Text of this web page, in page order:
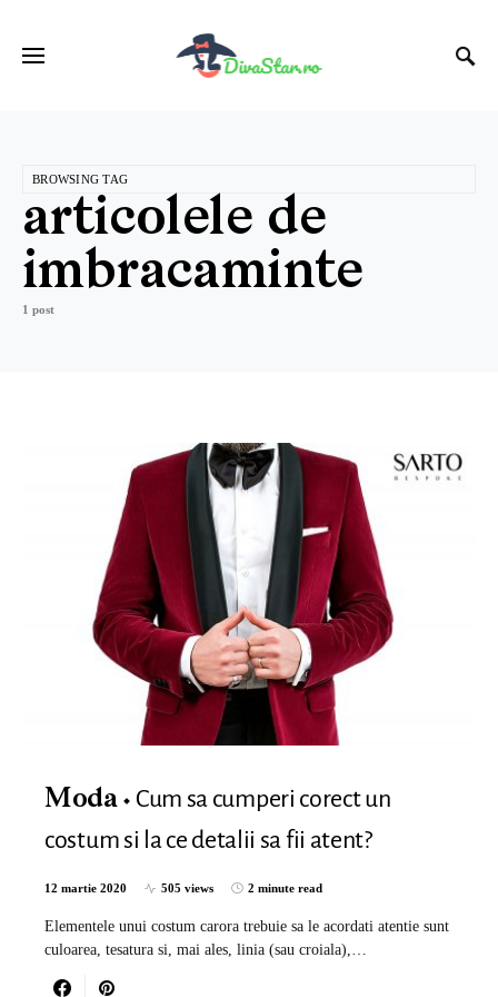
BROWSING TAG
articolele de
imbracaminte
1 post
Moda
Cum sa cumperi corect un
costum si la ce detalii sa fii atent?
12 martie 2020 505 views 2 minute read
Elementele unui costum carora trebuie sa le acordati atentie sunt
culoarea, tesatura si, mai ales, linia (sau croiala),…